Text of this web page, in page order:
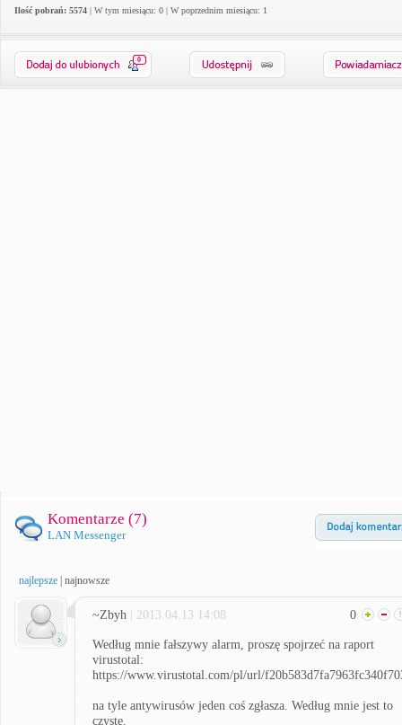
Ilość pobrań: 5574 | W tym miesiącu: 0 | W poprzednim miesiącu: 1
0
Komentarze (7)
LAN Messenger
najlepsze najnowsze
~Zbyh | 2013.04.13 14:08 0
Według mnie fałszywy alarm, proszę spojrzeć na raport
virustotal:
https://www.virustotal.com/pl/url/
na tyle antywirusów jeden coś zgłasza. Według mnie jest to
czyste.